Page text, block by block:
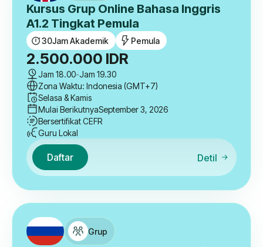
Kursus Grup Online Bahasa Inggris
A1.2 Tingkat Pemula
30Jam Akademik Pemula
2.500.000 IDR
Jam 18.00-Jam 19.30
Zona Waktu: Indonesia (GMT+7)
Selasa & Kamis
Mulai BerikutnyaSeptember 3, 2026
Bersertifikat CEFR
Guru Lokal
Daftar Detil
Grup